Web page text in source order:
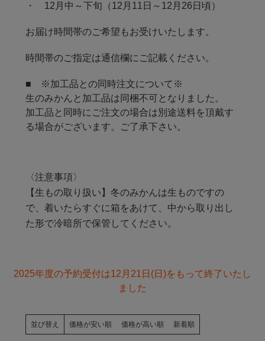
・ 12月中～下旬（12月11日～12月26日頃）
お届け時間帯のご希望もお受けいたします。
時間帯のご指定は通信欄にご記載ください。
■ ※加工品との同時注文について※
生のみかんと加工品は同梱不可となりました。
加工品と同時にご注文の場合は別途送料を頂戴す
る場合がございます。ご了承下さい。
〈注意事項〉
【生もの取り扱い】冬のみかんは生ものですの
で、着いたらすぐに箱をあけて、中から取り出し
た形で冷暗所で保管してください。
2025年度の予約受付は12月21日(日)をもって終了いたし
ました
並び替え 価格が安い順 価格が高い順 新着順